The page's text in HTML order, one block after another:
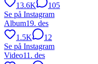
13.6K
105
Se på Instagram
Album19. des
1.5K
12
Se på Instagram
Video11. des